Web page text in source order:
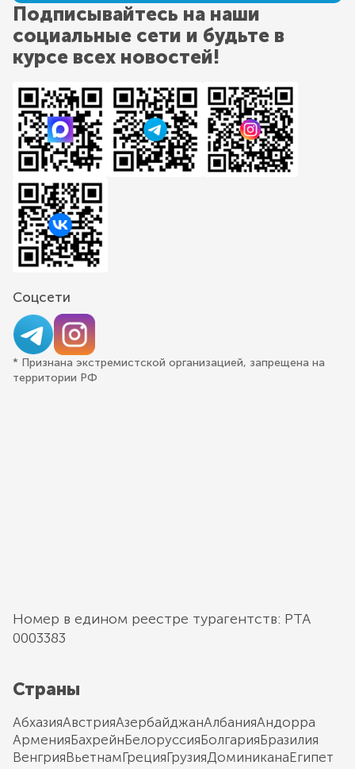
Подписывайтесь на наши
социальные сети и будьте в
курсе всех новостей!
Соцсети
* Признана экстремистской организацией, запрещена на
территории РФ
Номер в едином реестре турагентств: РТА
0003383
Страны
АбхазияАвстрияАзербайджанАлбанияАндорра
АрменияБахрейнБелоруссияБолгарияБразилия
ВенгрияВьетнамГрецияГрузияДоминиканаЕгипет